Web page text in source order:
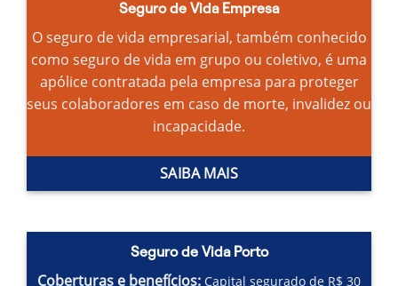
Seguro de Vida Empresa
O seguro de vida empresarial, também conhecido
como seguro de vida em grupo ou coletivo, é uma
apólice contratada pela empresa para proteger
seus colaboradores em caso de morte, invalidez ou
incapacidade.
SAIBA MAIS
Seguro de Vida Porto
Coberturas e benefícios: Capital segurado de R$ 30